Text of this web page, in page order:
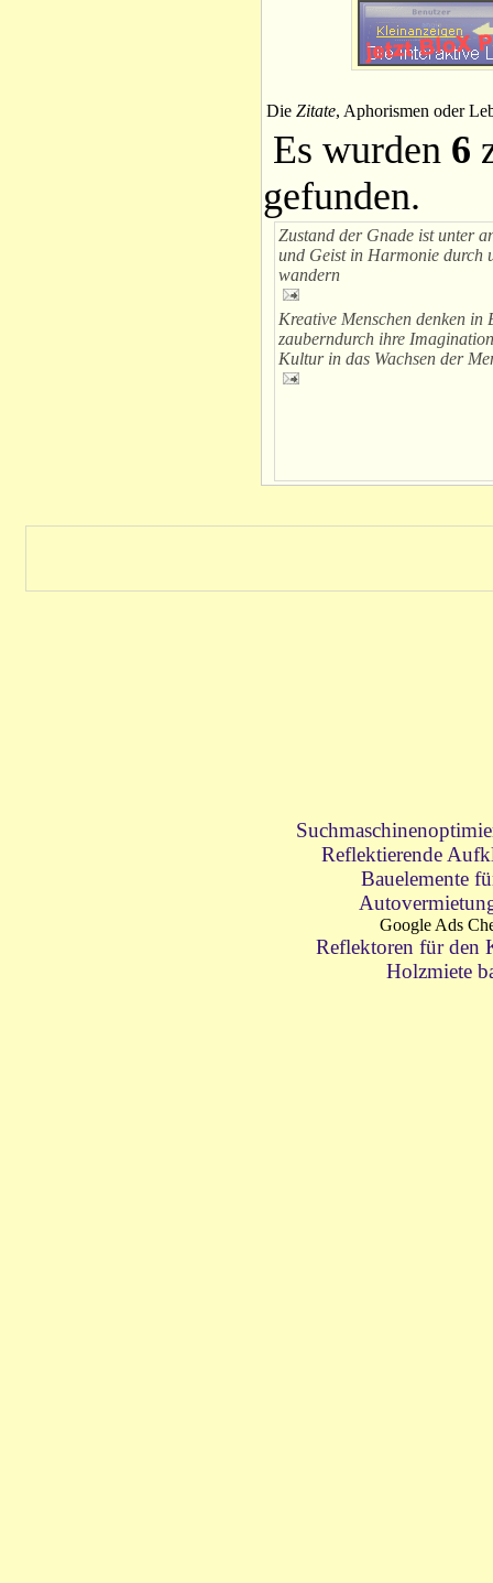
Die Zitate, Aphorismen oder
Es wurden 6
gefunden.
Zustand der Gnade ist unter
und Geist in Harmonie durch
wandern
Kreative Menschen denken in
zauberndurch ihre
Kultur in das Wachsen der
Reflektierende
Bauelemente
Google Ads
Reflektoren für den
Holzmiete